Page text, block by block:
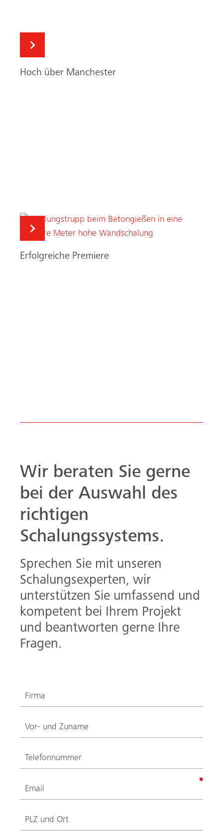
Hoch über Manchester
Erfolgreiche Premiere
Wir beraten Sie gerne
bei der Auswahl des
richtigen
Schalungssystems.
Sprechen Sie mit unseren
Schalungsexperten, wir
unterstützen Sie umfassend und
kompetent bei Ihrem Projekt
und beantworten gerne Ihre
Fragen.